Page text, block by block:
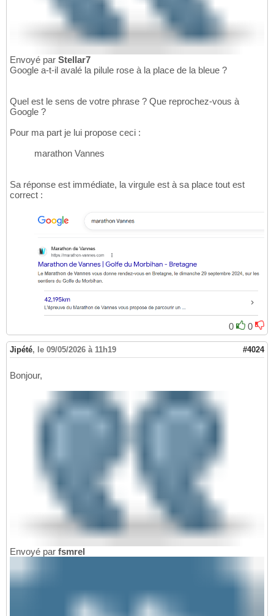
Envoyé par Stellar7
Google a-t-il avalé la pilule rose à la place de la bleue ?
Quel est le sens de votre phrase ? Que reprochez-vous à
Google ?
Pour ma part je lui propose ceci :
marathon Vannes
Sa réponse est immédiate, la virgule est à sa place tout est
correct :
0 0
Jipété, le 09/05/2026 à 11h19 #4024
Bonjour,
Envoyé par fsmrel